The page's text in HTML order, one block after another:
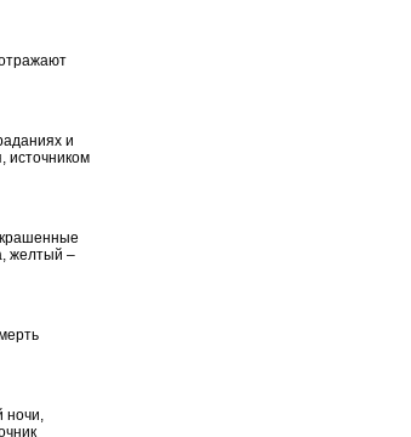
и
источником
желтый –
ночи,